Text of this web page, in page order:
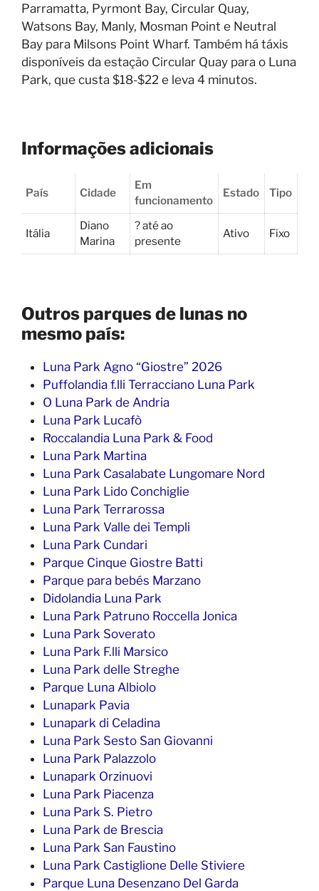
Parramatta, Pyrmont Bay, Circular Quay,
Watsons Bay, Manly, Mosman Point e Neutral
Bay para Milsons Point Wharf. Também há táxis
disponíveis da estação Circular Quay para o Luna
Park, que custa $18-$22 e leva 4 minutos.
Informações adicionais
País Cidade
Em
funcionamento
Estado Tipo
Itália
Diano
Marina
? até ao
presente
Ativo Fixo
Outros parques de lunas no
mesmo país:
Luna Park Agno “Giostre” 2026
Puffolandia f.lli Terracciano Luna Park
O Luna Park de Andria
Luna Park Lucafò
Roccalandia Luna Park & Food
Luna Park Martina
Luna Park Casalabate Lungomare Nord
Luna Park Lido Conchiglie
Luna Park Terrarossa
Luna Park Valle dei Templi
Luna Park Cundari
Parque Cinque Giostre Batti
Parque para bebés Marzano
Didolandia Luna Park
Luna Park Patruno Roccella Jonica
Luna Park Soverato
Luna Park F.lli Marsico
Luna Park delle Streghe
Parque Luna Albiolo
Lunapark Pavia
Lunapark di Celadina
Luna Park Sesto San Giovanni
Luna Park Palazzolo
Lunapark Orzinuovi
Luna Park Piacenza
Luna Park S. Pietro
Luna Park de Brescia
Luna Park San Faustino
Luna Park Castiglione Delle Stiviere
Parque Luna Desenzano Del Garda